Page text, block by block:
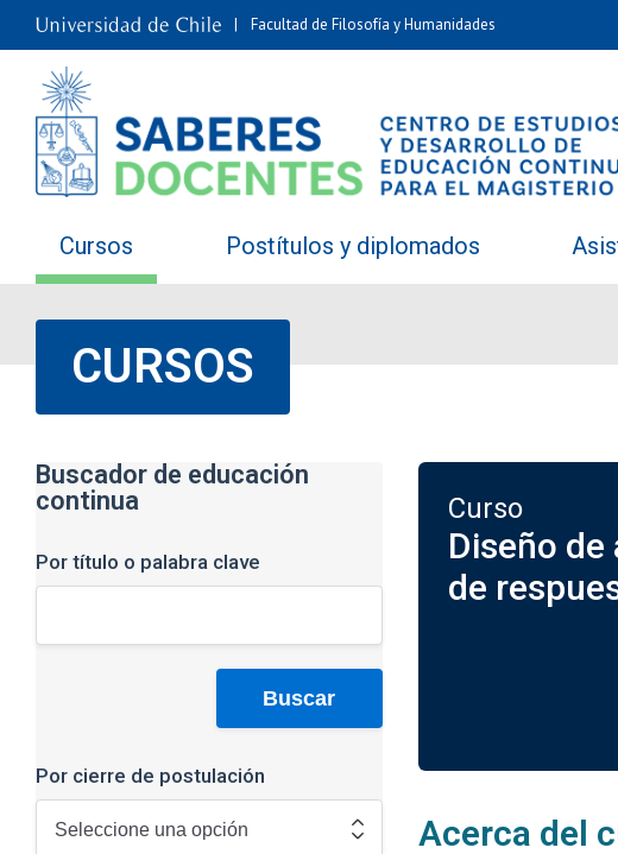
Facultad de Filosofía y Humanidades
Cursos Postítulos y diplomados
CURSOS
Curso
Diseño
de
Acerca del
Buscador de educación
continua
Por título o palabra clave
Por cierre de postulación